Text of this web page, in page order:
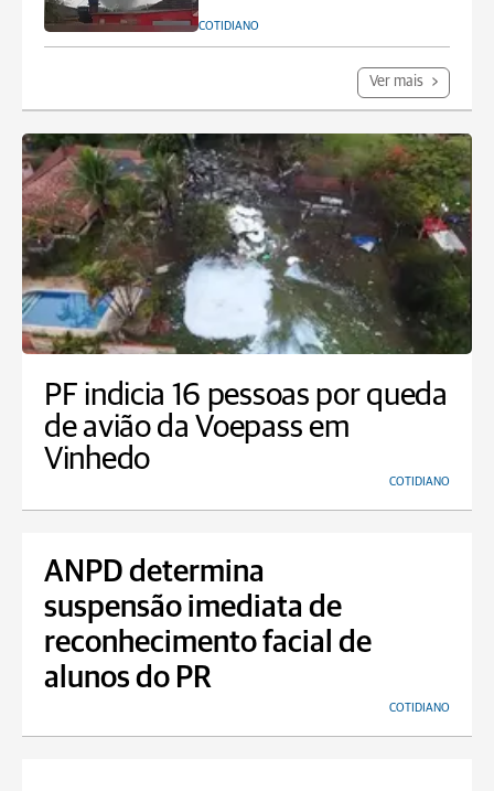
COTIDIANO
Ver mais
PF indicia 16 pessoas por queda
de avião da Voepass em
Vinhedo
COTIDIANO
ANPD determina
suspensão imediata de
reconhecimento facial de
alunos do PR
COTIDIANO